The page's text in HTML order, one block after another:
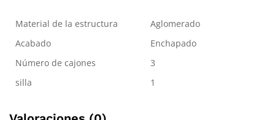
Material de la estructura
Aglomerado
Acabado
Enchapado
Número de cajones
3
silla
1